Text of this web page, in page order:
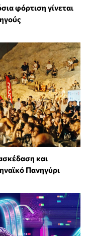
φόρτιση γίνεται
και
Πανηγύρι